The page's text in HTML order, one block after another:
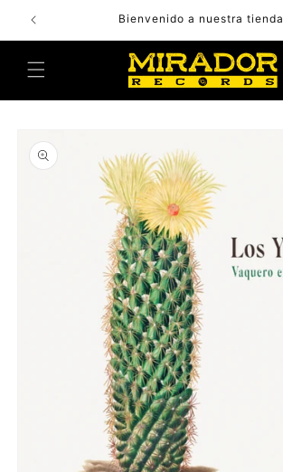
content
Bienvenido a nuestra tienda
product
information